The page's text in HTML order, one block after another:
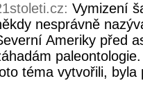
Vymizení
nesprávně
Ameriky před
téma vytvořili,